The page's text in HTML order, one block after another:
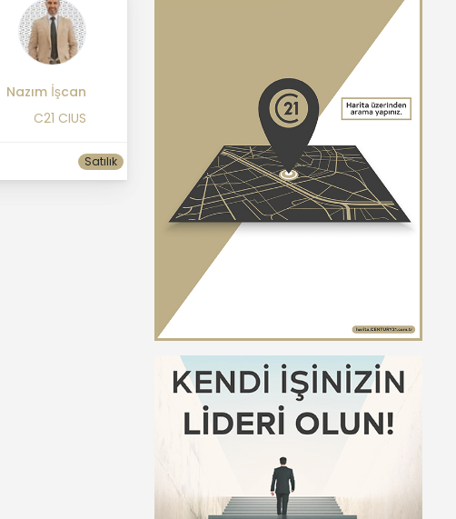
Nazım İşcan
C21 CIUS
Satılık